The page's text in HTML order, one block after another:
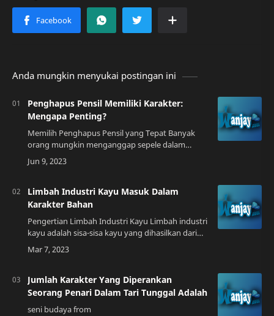
Anda mungkin menyukai postingan ini
Penghapus Pensil Memiliki Karakter:
Mengapa Penting?
Memilih Penghapus Pensil yang Tepat Banyak
orang mungkin menganggap sepele dalam
memilih penghapus pensil. Namun, tahukah
Anda bahwa penghapus pensil sebenarnya
Limbah Industri Kayu Masuk Dalam
Karakter Bahan
Pengertian Limbah Industri Kayu Limbah industri
kayu adalah sisa-sisa kayu yang dihasilkan dari
proses produksi kayu, seperti hasil pemotongan,
pengupasan kulit kayu, dan pengol…
Jumlah Karakter Yang Diperankan
Seorang Penari Dalam Tari Tunggal Adalah
seni budaya from